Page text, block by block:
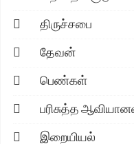
திருச்சபை
தேவன்
பெண்கள்
பரிசுத்த
இறையியல்